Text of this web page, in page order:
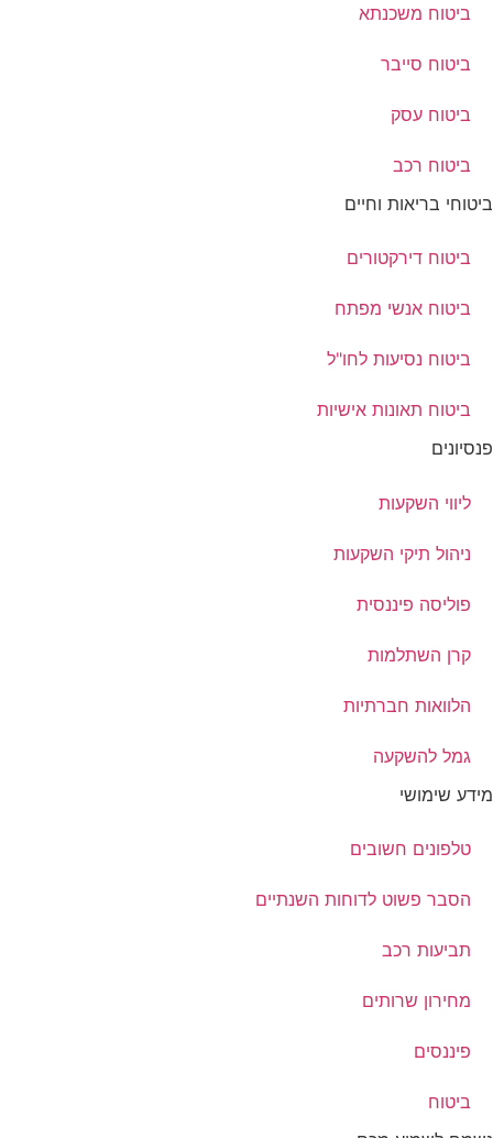
ביטוח משכנתא
ביטוח סייבר
ביטוח עסק
ביטוח רכב
ביטוחי בריאות וחיים
ביטוח דירקטורים
ביטוח אנשי מפתח
ביטוח נסיעות לחו"ל
ביטוח תאונות אישיות
פנסיונים
ליווי השקעות
ניהול תיקי השקעות
פוליסה פיננסית
קרן השתלמות
הלוואות חברתיות
גמל להשקעה
מידע שימושי
טלפונים חשובים
הסבר פשוט לדוחות השנתיים
תביעות רכב
מחירון שרותים
פיננסים
ביטוח